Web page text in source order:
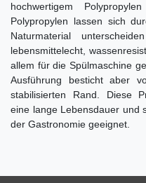
hochwertigem
Polypropylen lassen sich
Naturmaterial
lebensmittelecht,
allem für die Spülmaschine
Ausführung besticht aber
stabilisierten Rand. Diese
eine lange Lebensdauer und
der Gastronomie geeignet.